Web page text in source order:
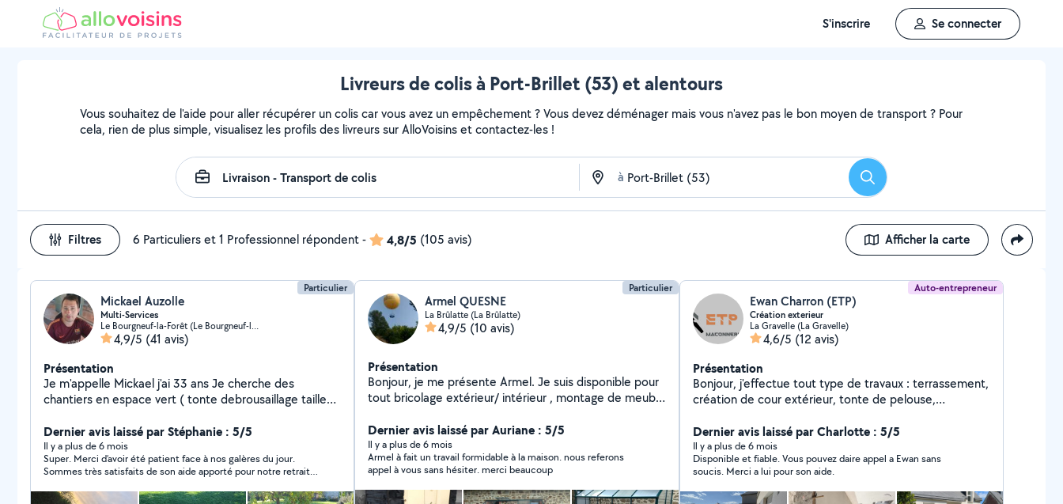
S'inscrire Se connecter
Livreurs de colis à Port-Brillet (53) et alentours
Vous souhaitez de l'aide pour aller récupérer un colis car vous avez un empêchement ? Vous devez déménager mais vous n'avez pas le bon moyen de transport ? Pour
cela, rien de plus simple, visualisez les profils des livreurs sur AlloVoisins et contactez-les !
à Rechercher
Filtres 6 Particuliers et 1 Professionnel répondent- 4,8/5 (105 avis) Afficher la carte
Particulier
Mickael Auzolle
Multi-Services
Le Bourgneuf-la-Forêt (Le Bourgneuf-la-Forêt)
4,9/5 (41 avis)
Présentation
Je m'appelle Mickael j'ai 33 ans Je cherche des
chantiers en espace vert ( tonte debrousaillage taille
Dernier avis laissé par Stéphanie : 5/5
Il y a plus de 6 mois
Super. Merci d’avoir été patient face à nos galères du jour.
Sommes très satisfaits de son aide apporté pour notre retrait
plus que prévu suite à sa patience et gentillesse.
Particulier
Armel QUESNE
La Brûlatte (La Brûlatte)
4,9/5 (10 avis)
Présentation
Bonjour, je me présente Armel. Je suis disponible pour
tout bricolage extérieur/ intérieur , montage de meuble
pergola , création verrière, ainsi le transport de grand
volume à la déchetterie.
Dernier avis laissé par Auriane : 5/5
Il y a plus de 6 mois
Armel à fait un travail formidable à la maison. nous referons
appel à vous sans hésiter. merci beaucoup
Auto-entrepreneur
Ewan Charron (ETP)
Création exterieur
La Gravelle (La Gravelle)
4,6/5 (12 avis)
Présentation
Bonjour, j'effectue tout type de travaux : terrassement,
création de cour extérieur, tonte de pelouse,
Dernier avis laissé par Charlotte : 5/5
Il y a plus de 6 mois
Disponible et fiable. Vous pouvez daire appel a Ewan sans
soucis. Merci a lui pour son aide.